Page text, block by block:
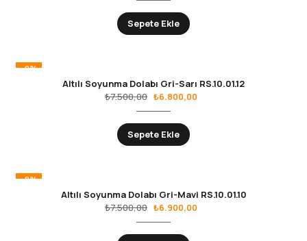
Sepete Ekle
-9%
Altılı Soyunma Dolabı Gri-Sarı RS.10.01.12
₺7.500,00 ₺6.800,00
Sepete Ekle
-8%
Altılı Soyunma Dolabı Gri-Mavi RS.10.01.10
₺7.500,00 ₺6.900,00